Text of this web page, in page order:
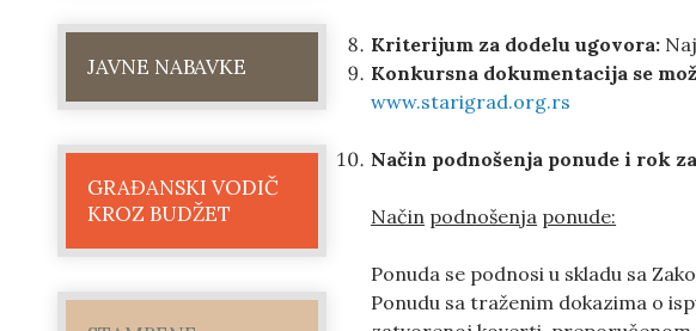
JAVNE NABAVKE
GRAĐANSKI VODIČ
KROZ BUDŽET
Kriterijum za dodelu ugovora:
Konkursna dokumentacija se
www.starigrad.org.rs
Način podnošenja ponude i rok
Način podnošenja ponude:
Ponuda se podnosi u skladu sa
Ponudu sa traženim dokazima o